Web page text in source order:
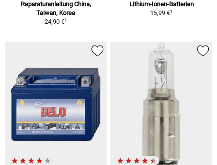
Reparaturanleitung China,
Taiwan, Korea
24,90 €1
Lithium-Ionen-Batterien
15,99 €1